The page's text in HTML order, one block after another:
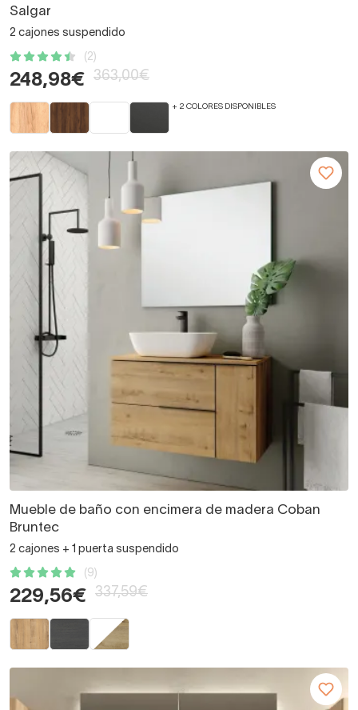
Salgar
2 cajones suspendido
(2)
248,98€ 363,00€
+ 2 COLORES DISPONIBLES
Mueble de baño con encimera de madera Coban
Bruntec
2 cajones + 1 puerta suspendido
(9)
229,56€ 337,59€